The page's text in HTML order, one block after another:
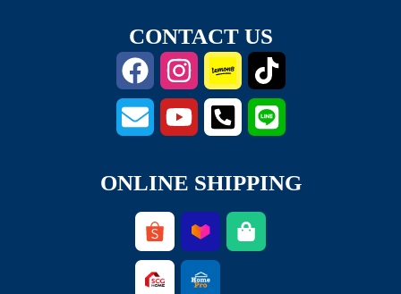
CONTACT US
ONLINE SHIPPING